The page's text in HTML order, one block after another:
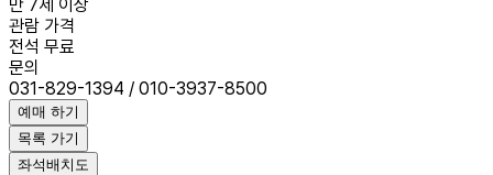
만 7세 이상
관람 가격
전석 무료
문의
031-829-1394 / 010-3937-8500
예매 하기
목록 가기
좌석배치도